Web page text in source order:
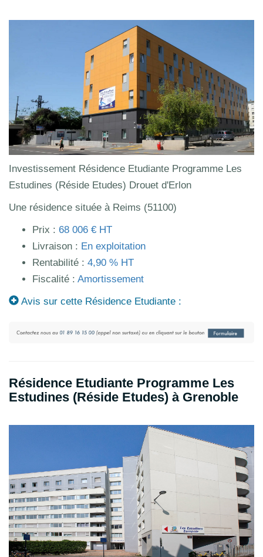
Investissement Résidence Etudiante Programme Les
Estudines (Réside Etudes) Drouet d'Erlon
Une résidence située à Reims (51100)
Prix : 68 006 € HT
Livraison : En exploitation
Rentabilité : 4,90 % HT
Fiscalité : Amortissement
Avis sur cette Résidence Etudiante :
Résidence Etudiante Programme Les
Estudines (Réside Etudes) à Grenoble